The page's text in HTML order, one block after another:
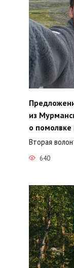
из
о
Вторая
640